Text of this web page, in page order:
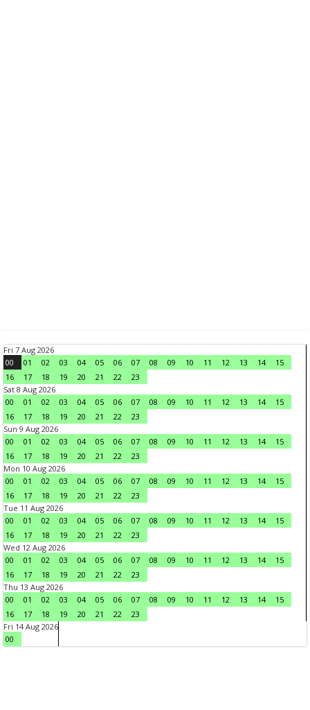
Fri 7 Aug 2026
00
01 02 03 04 05 06 07 08 09 10 11 12 13 14
15
16
17 18 19 20 21 22
23
Sat 8 Aug 2026
00
01 02 03 04 05 06 07 08 09 10 11 12 13 14
15
16
17 18 19 20 21 22
23
Sun 9 Aug 2026
00
01 02 03 04 05 06 07 08 09 10 11 12 13 14
15
16
17 18 19 20 21 22
23
Mon 10 Aug 2026
00
01 02 03 04 05 06 07 08 09 10 11 12 13 14
15
16
17 18 19 20 21 22
23
Tue 11 Aug 2026
00
01 02 03 04 05 06 07 08 09 10 11 12 13 14
15
16
17 18 19 20 21 22
23
Wed 12 Aug 2026
00
01 02 03 04 05 06 07 08 09 10 11 12 13 14
15
16
17 18 19 20 21 22
23
Thu 13 Aug 2026
00
01 02 03 04 05 06 07 08 09 10 11 12 13 14
15
16
17 18 19 20 21 22
23
Fri 14 Aug 2026
00